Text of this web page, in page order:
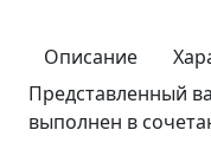
Описание
Представленный
выполнен в